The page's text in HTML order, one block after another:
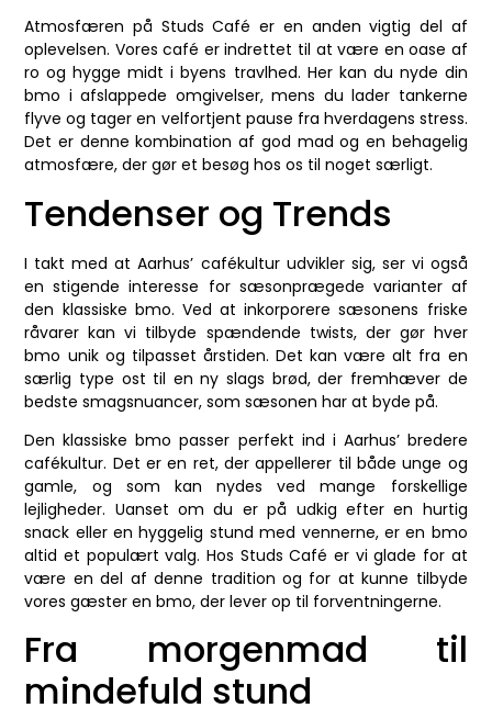
Atmosfæren på Studs Café er en anden vigtig del af
oplevelsen. Vores café er indrettet til at være en oase af
ro og hygge midt i byens travlhed. Her kan du nyde din
bmo i afslappede omgivelser, mens du lader tankerne
flyve og tager en velfortjent pause fra hverdagens stress.
Det er denne kombination af god mad og en behagelig
atmosfære, der gør et besøg hos os til noget særligt.
Tendenser og Trends
I takt med at Aarhus’ cafékultur udvikler sig, ser vi også
en stigende interesse for sæsonprægede varianter af
den klassiske bmo. Ved at inkorporere sæsonens friske
råvarer kan vi tilbyde spændende twists, der gør hver
bmo unik og tilpasset årstiden. Det kan være alt fra en
særlig type ost til en ny slags brød, der fremhæver de
bedste smagsnuancer, som sæsonen har at byde på.
Den klassiske bmo passer perfekt ind i Aarhus’ bredere
cafékultur. Det er en ret, der appellerer til både unge og
gamle, og som kan nydes ved mange forskellige
lejligheder. Uanset om du er på udkig efter en hurtig
snack eller en hyggelig stund med vennerne, er en bmo
altid et populært valg. Hos Studs Café er vi glade for at
være en del af denne tradition og for at kunne tilbyde
vores gæster en bmo, der lever op til forventningerne.
Fra morgenmad til
mindefuld stund